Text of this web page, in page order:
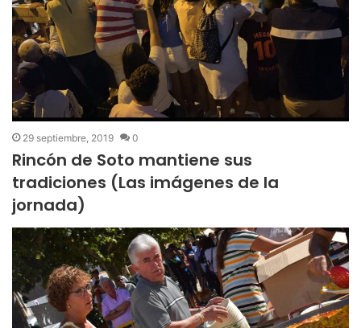
29 septiembre, 2019 0
Rincón de Soto mantiene sus
tradiciones (Las imágenes de la
jornada)